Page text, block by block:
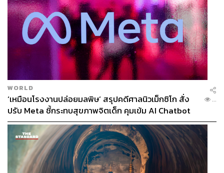
WORLD
‘เหมือนโรงงานปล่อยมลพิษ’ สรุปคดีศาลนิวเม็กซิโก สั่ง
ปรับ Meta ชี้กระทบสุขภาพจิตเด็ก คุมเข้ม AI Chatbot
...